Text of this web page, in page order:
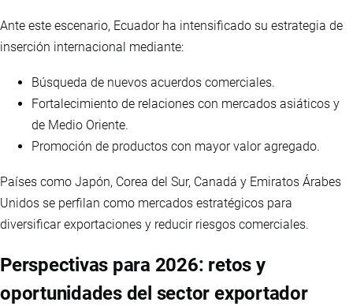
Ante este escenario, Ecuador ha intensificado su estrategia de
inserción internacional mediante:
Búsqueda de nuevos acuerdos comerciales.
Fortalecimiento de relaciones con mercados asiáticos y
de Medio Oriente.
Promoción de productos con mayor valor agregado.
Países como Japón, Corea del Sur, Canadá y Emiratos Árabes
Unidos se perfilan como mercados estratégicos para
diversificar exportaciones y reducir riesgos comerciales.
Perspectivas para 2026: retos y
oportunidades del sector exportador